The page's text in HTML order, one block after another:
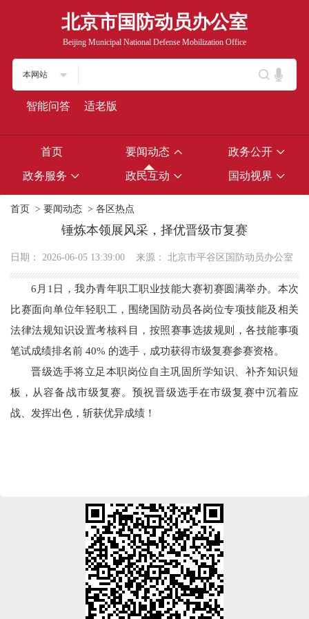
北京市国防动员办公室
Beijing Municipal National Defense Mobilization Office
本网站
智能问答 适老版
首页 要闻动态 政务公开
政务服务 政民互动 国动视界
首页 > 要闻动态 > 各区热点
锤炼本领展风采，择优晋级市复赛
日期： 2026-06-05 13:39:00 来源： 北京市平谷区国防动员办公室
6月1日，我办青年职工职业技能大赛初赛圆满举办。本次
比赛面向单位年轻职工，围绕国防动员各岗位专项技能及相关
法律法规知识设置考核科目，按照赛事选拔规则，各技能事项
笔试成绩排名前 40% 的选手，成功获得市级复赛参赛资格。
晋级选手将立足本职岗位自主巩固所学知识、补齐知识短
板，从容备战市级复赛。预祝晋级选手在市级复赛中沉着应
战、发挥出色，斩获优异成绩！